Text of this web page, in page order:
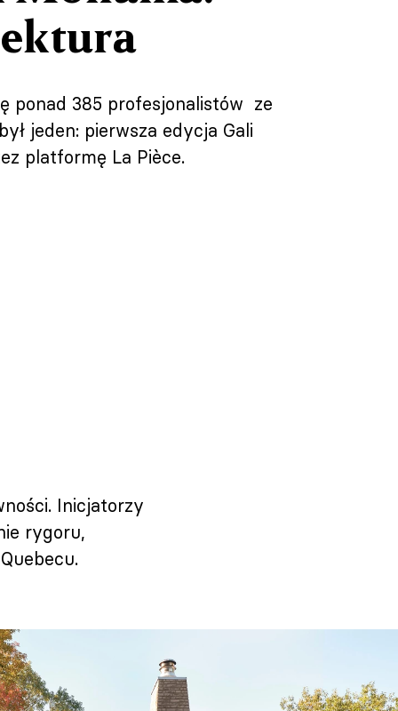
ponad 385 profesjonalistów ze
jeden: pierwsza edycja Gali
platformę La Pièce.
Inicjatorzy
rygoru,